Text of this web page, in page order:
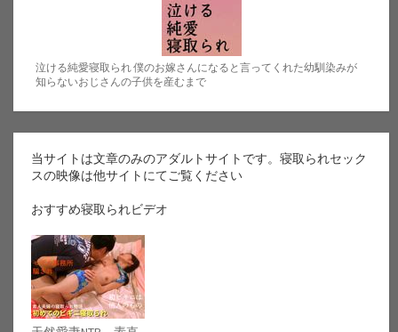
泣ける純愛寝取られ 僕のお嫁さんになると言ってくれた幼馴染みが
知らないおじさんの子供を産むまで
当サイトは文章のみのアダルトサイトです。寝取られセック
スの映像は他サイトにてご覧ください
おすすめ寝取られビデオ